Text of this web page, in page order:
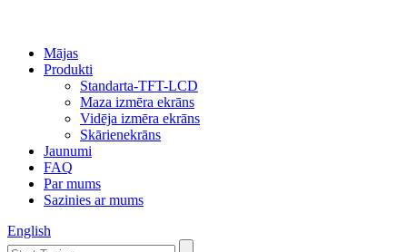
Mājas
Produkti
Standarta-TFT-LCD
Maza izmēra ekrāns
Vidēja izmēra ekrāns
Skārienekrāns
Jaunumi
FAQ
Par mums
Sazinies ar mums
English